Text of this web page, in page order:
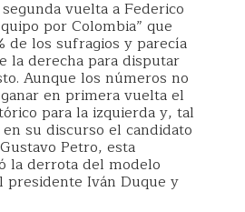
vuelta a Federico
por Colombia” que
de los sufragios y parecía
la derecha para disputar
Aunque los números no
en primera vuelta el
para la izquierda y, tal
su discurso el candidato
Petro, esta
la derrota del modelo
presidente Iván Duque y